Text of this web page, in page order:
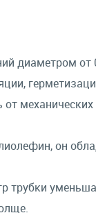
диаметром
он